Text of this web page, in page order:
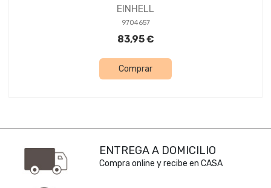
EINHELL
9704657
83,95 €
Comprar
ENTREGA A DOMICILIO
Compra online y recibe en CASA